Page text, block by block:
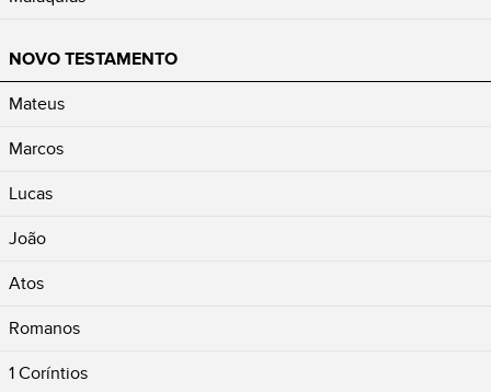
NOVO TESTAMENTO
Mateus
Marcos
Lucas
João
Atos
Romanos
1 Coríntios